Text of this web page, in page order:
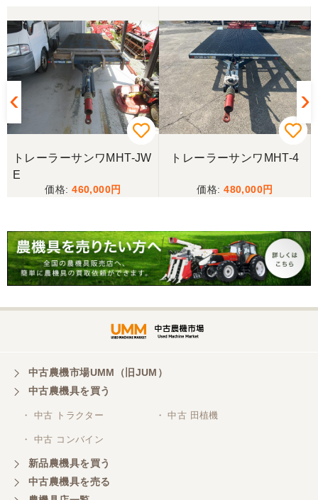
トレーラーサンワMHT-JW
E
460,000
トレーラーサンワMHT-4
480,000
中古農機市場UMM（旧JUM）
中古農機具を買う
・ 中古 トラクター ・ 中古 田植機
・ 中古 コンバイン
新品農機具を買う
中古農機具を売る